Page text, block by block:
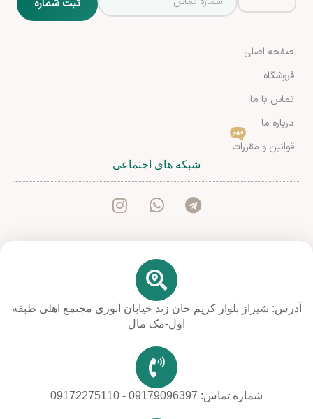
صفحه اصلی
فروشگاه
تماس با ما
درباره ما
قوانین و مقررات
مهم
شبکه های اجتماعی
آدرس: شیراز بلوار کریم خان زند خیابان انوری مجتمع اهلی طبقه
اول-مک مال
شماره تماس: 09179096397 - 09172275110